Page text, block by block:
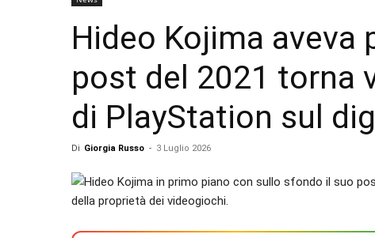
Hideo Kojima aveva
post del 2021 torna
di PlayStation sul
Di Giorgia Russo - 3 Luglio 2026